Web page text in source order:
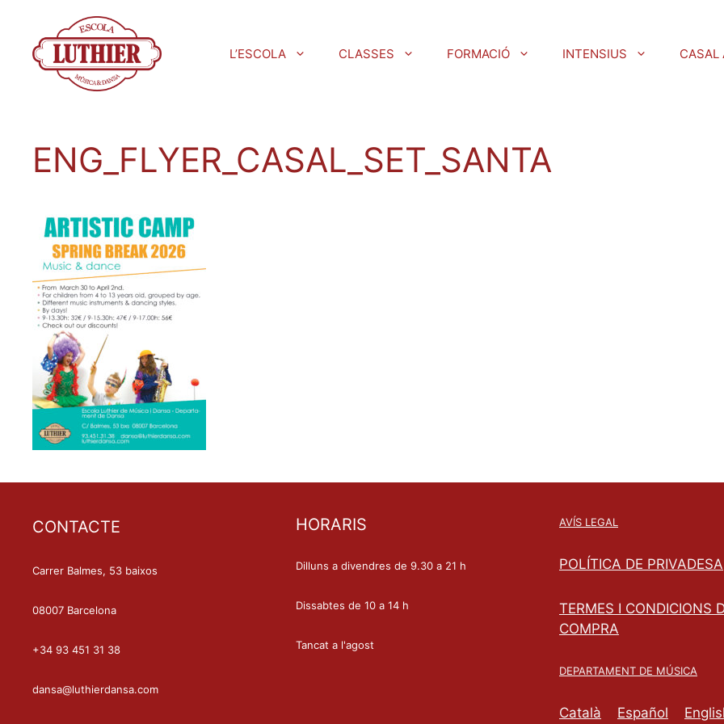
L’ESCOLA CLASSES FORMACIÓ INTENSIUS CASAL
ENG_FLYER_CASAL_SET_SANTA
CONTACTE
Carrer Balmes, 53 baixos
08007 Barcelona
+34 93 451 31 38
dansa@luthierdansa.com
HORARIS
Dilluns a divendres de 9.30 a 21 h
Dissabtes de 10 a 14 h
Tancat a l'agost
AVÍS LEGAL
POLÍTICA DE PRIVADESA
TERMES I CONDICIONS
COMPRA
DEPARTAMENT DE MÚSICA
Català Español